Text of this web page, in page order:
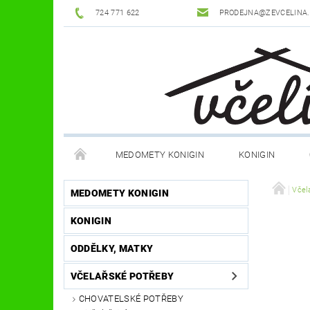
724 771 622
MEDOMETY KONIGIN KONIGIN
POTŘEBY K ÚLŮM OCHRANNÉ POMŮCKY
DŮM A ZAHRADA
OSTATNÍ POMŮCKY NOVINKY
MEDOMETY KONIGIN
KONIGIN
ODDĚLKY, MATKY
VČELAŘSKÉ POTŘEBY
CHOVATELSKÉ POTŘEBY